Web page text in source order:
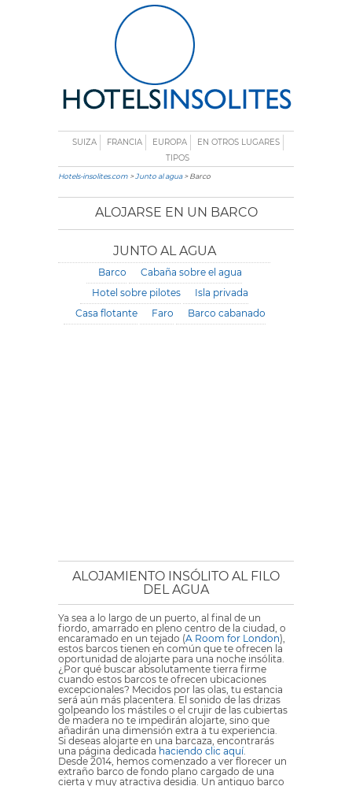
SUIZA FRANCIA EUROPA
EN OTROS LUGARES
TIPOS
Hotels-insolites.com > Junto al agua> Barco
ALOJARSE EN UN BARCO
JUNTO AL AGUA
Barco
Cabaña sobre el agua
Hotel sobre pilotes
Isla privada
Casa flotante
Faro Barco cabanado
ALOJAMIENTO INSÓLITO AL FILO
DEL AGUA
Ya sea a lo largo de un puerto, al final de un
fiordo, amarrado en pleno centro de la ciudad, o
encaramado en un tejado (A Room for London),
estos barcos tienen en común que te ofrecen la
oportunidad de alojarte para una noche insólita.
¿Por qué buscar absolutamente tierra firme
cuando estos barcos te ofrecen ubicaciones
excepcionales? Mecidos por las olas, tu estancia
será aún más placentera. El sonido de las drizas
golpeando los mástiles o el crujir de las cubiertas
de madera no te impedirán alojarte, sino que
añadirán una dimensión extra a tu experiencia.
Si deseas alojarte en una barcaza, encontrarás
una página dedicada haciendo clic aquí.
Desde 2014, hemos comenzado a ver florecer un
extraño barco de fondo plano cargado de una
cierta y muy atractiva desidia. Un antiguo barco